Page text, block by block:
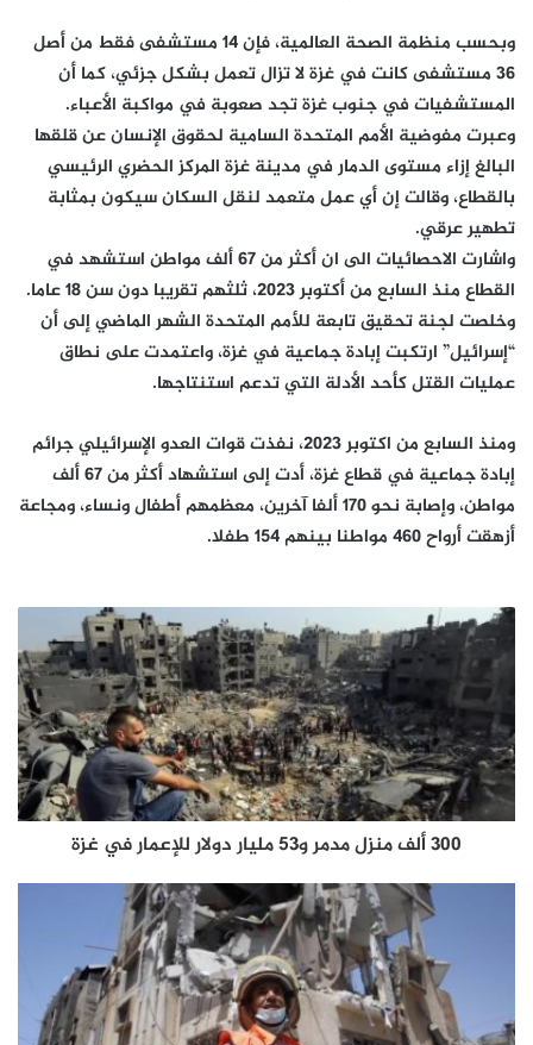
وبحسب منظمة الصحة العالمية، فإن 14 مستشفى فقط من أصل
36 مستشفى كانت في غزة لا تزال تعمل بشكل جزئي، كما أن
المستشفيات في جنوب غزة تجد صعوبة في مواكبة الأعباء.
وعبرت مفوضية الأمم المتحدة السامية لحقوق الإنسان عن قلقها
البالغ إزاء مستوى الدمار في مدينة غزة المركز الحضري الرئيسي
بالقطاع، وقالت إن أي عمل متعمد لنقل السكان سيكون بمثابة
تطهير عرقي.
واشارت الاحصائيات الى ان أكثر من 67 ألف مواطن استشهد في
القطاع منذ السابع من أكتوبر 2023، ثلثهم تقريبا دون سن 18 عاما.
وخلصت لجنة تحقيق تابعة للأمم المتحدة الشهر الماضي إلى أن
“إسرائيل” ارتكبت إبادة جماعية في غزة، واعتمدت على نطاق
عمليات القتل كأحد الأدلة التي تدعم استنتاجها.
ومنذ السابع من اكتوبر 2023، نفذت قوات العدو الإسرائيلي جرائم
إبادة جماعية في قطاع غزة، أدت إلى استشهاد أكثر من 67 ألف
مواطن، وإصابة نحو 170 ألفا آخرين، معظمهم أطفال ونساء، ومجاعة
أزهقت أرواح 460 مواطنا بينهم 154 طفلا.
300 ألف منزل مدمر و53 مليار دولار للإعمار في غزة